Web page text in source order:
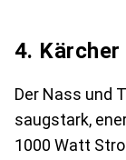
4. Kärcher
Der Nass und
saugstark,
1000 Watt